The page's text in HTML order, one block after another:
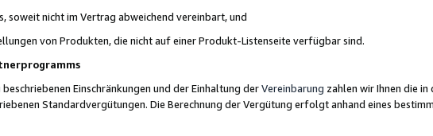
soweit nicht im Vertrag abweichend vereinbart, und
von Produkten, die nicht auf einer Produkt-Listenseite verfügbar sind.
Einschränkungen und der Einhaltung derVereinbarung zahlen wir Ihnen die in
Standardvergütungen. Die Berechnung der Vergütung erfolgt anhand eines